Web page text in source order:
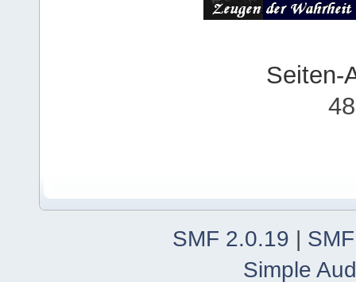
Seiten-
SMF 2.0.19 |
Simple